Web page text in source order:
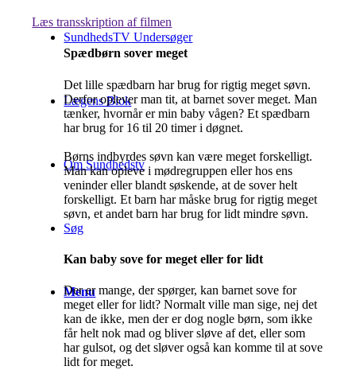
SundhedsTV Undersøger
Lægens Blok
Om Sundhedstv
Søg
Menu
Læs transskription af filmen
Spædbørn sover meget
Det lille spædbarn har brug for rigtig meget søvn.
Derfor oplever man tit, at barnet sover meget. Man
tænker, hvornår er min baby vågen? Et spædbarn
har brug for 16 til 20 timer i døgnet.
Børns indbyrdes søvn kan være meget forskelligt.
Man kan opleve i mødregruppen eller hos ens
veninder eller blandt søskende, at de sover helt
forskelligt. Et barn har måske brug for rigtig meget
søvn, et andet barn har brug for lidt mindre søvn.
Kan baby sove for meget eller for lidt
Der er mange, der spørger, kan barnet sove for
meget eller for lidt? Normalt ville man sige, nej det
kan de ikke, men der er dog nogle børn, som ikke
får helt nok mad og bliver sløve af det, eller som
har gulsot, og det sløver også kan komme til at sove
lidt for meget.